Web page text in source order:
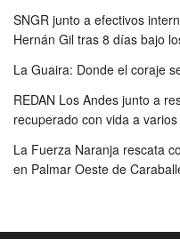
SNGR junto a efectivos
Hernán Gil tras 8 días bajo
La Guaira: Donde el coraje
REDAN Los Andes junto a
recuperado con vida a
La Fuerza Naranja rescata
en Palmar Oeste de